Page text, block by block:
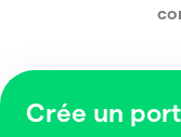
Crée un